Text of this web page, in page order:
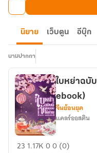
นิยาย เว็บตูน อีบุ๊ก
นามปากกา
ใบ
ใบหย่าฉบั
ebook)
จีนย้อนยุค
แคลร์ออสติน
23 1.17K00 (0)